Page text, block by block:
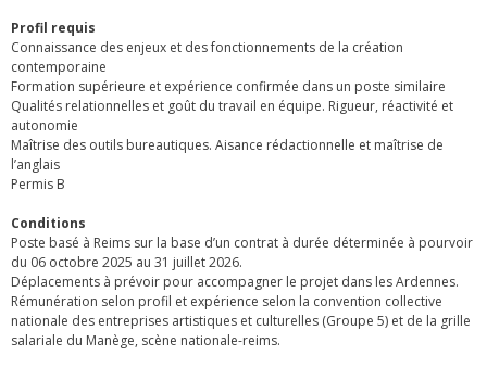
Profil requis
Connaissance des enjeux et des fonctionnements de la création
contemporaine
Formation supérieure et expérience confirmée dans un poste similaire
Qualités relationnelles et goût du travail en équipe. Rigueur, réactivité et
autonomie
Maîtrise des outils bureautiques. Aisance rédactionnelle et maîtrise de
l’anglais
Permis B
Conditions
Poste basé à Reims sur la base d’un contrat à durée déterminée à pourvoir
du 06 octobre 2025 au 31 juillet 2026.
Déplacements à prévoir pour accompagner le projet dans les Ardennes.
Rémunération selon profil et expérience selon la convention collective
nationale des entreprises artistiques et culturelles (Groupe 5) et de la grille
salariale du Manège, scène nationale-reims.